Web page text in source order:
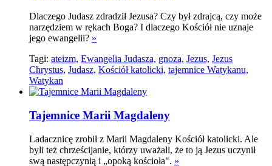
Dlaczego Judasz zdradził Jezusa? Czy był zdrajcą, czy może
narzędziem w rękach Boga? I dlaczego Kościół nie uznaje
jego ewangelii? »
Tagi: ateizm, Ewangelia Judasza, gnoza, Jezus, Jezus
Chrystus, Judasz, Kościół katolicki, tajemnice Watykanu,
Watykan
Tajemnice Marii Magdaleny
Ladacznicę zrobił z Marii Magdaleny Kościół katolicki. Ale
byli też chrześcijanie, którzy uważali, że to ją Jezus uczynił
swą następczynią i „opoką kościoła". »